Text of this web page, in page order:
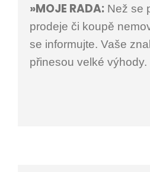
»MOJE RADA: Než se
prodeje či koupě
se informujte. Vaše
přinesou velké výhody.